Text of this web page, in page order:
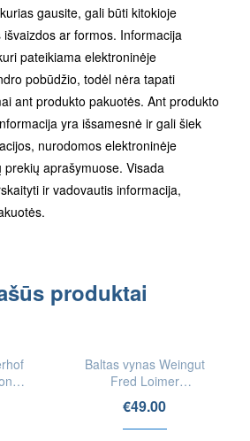
gausite, gali būti kitokioje
ar formos. Informacija
pateikiama elektroninėje
pobūdžio, todėl nėra tapati
ant produkto pakuotės. Ant produkto
yra išsamesnė ir gali šiek
nurodomos elektroninėje
aprašymuose. Visada
ir vadovautis informacija,
produktai
FIZINĖSE
PARDUOTUVĖSE
Baltas vynas Weingut
Fred Loimer
Steinmassl Riesling
Reserve Erste OTW
Lage Kamptal (Bio)
€49.00